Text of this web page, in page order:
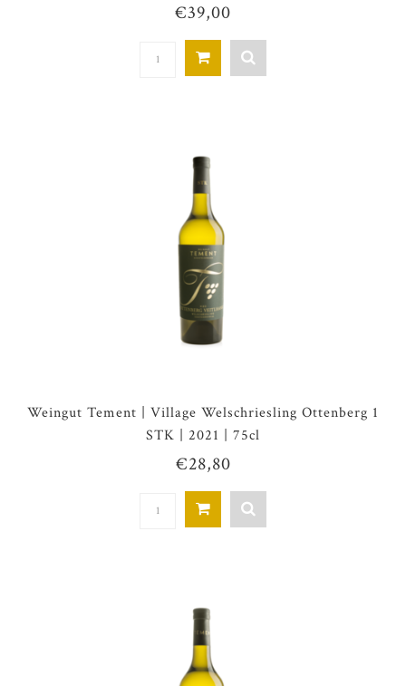
€39,00
Weingut Tement | Village Welschriesling Ottenberg 1
STK | 2021 | 75cl
€28,80